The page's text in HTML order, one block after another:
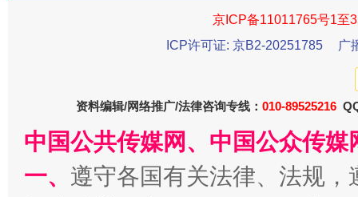
京ICP备11011765号1至
ICP许可证: 京B2-20251785
广
资料编辑/网络推广/法律咨询专线： 010-89525216
中国公共传媒网、中国公众传
一、 遵守各国有关法律、法规